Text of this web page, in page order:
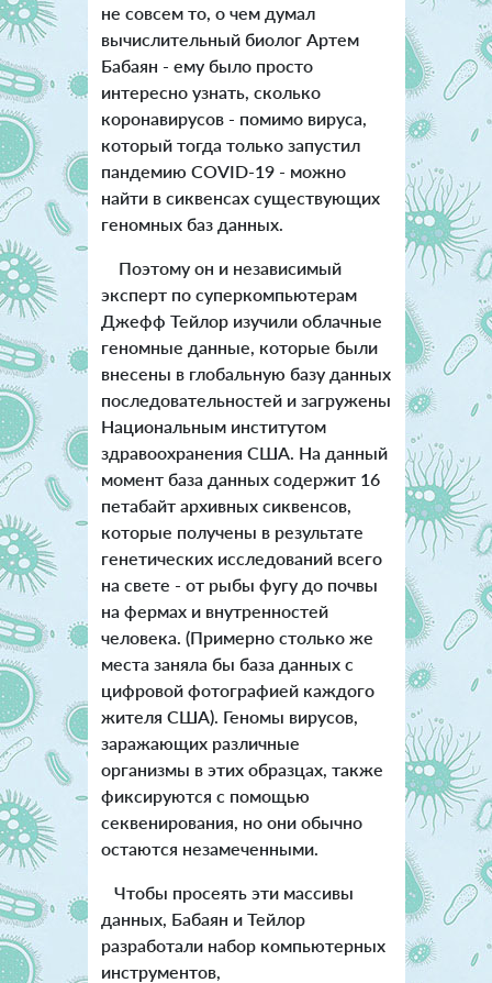
не совсем то, о чем думал
вычислительный биолог Артем
Бабаян - ему было просто
интересно узнать, сколько
коронавирусов - помимо вируса,
который тогда только запустил
пандемию COVID-19 - можно
найти в сиквенсах существующих
геномных баз данных.
Поэтому он и независимый
эксперт по суперкомпьютерам
Джефф Тейлор изучили облачные
геномные данные, которые были
внесены в глобальную базу данных
последовательностей и загружены
Национальным институтом
здравоохранения США. На данный
момент база данных содержит 16
петабайт архивных сиквенсов,
которые получены в результате
генетических исследований всего
на свете - от рыбы фугу до почвы
на фермах и внутренностей
человека. (Примерно столько же
места заняла бы база данных с
цифровой фотографией каждого
жителя США). Геномы вирусов,
заражающих различные
организмы в этих образцах, также
фиксируются с помощью
секвенирования, но они обычно
остаются незамеченными.
Чтобы просеять эти массивы
данных, Бабаян и Тейлор
разработали набор компьютерных
инструментов,